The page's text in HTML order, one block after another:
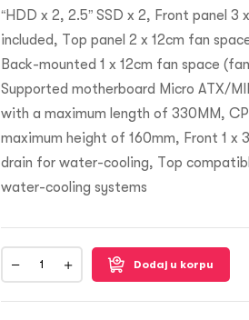
“HDD x 2, 2.5” SSD x 2, Front panel 3
included, Top panel 2 x 12cm fan
Back-mounted 1 x 12cm fan space
Supported motherboard Micro ATX/
with a maximum length of 330MM,
maximum height of 160mm, Front 1 x
drain for water-cooling, Top
water-cooling systems
Dodaj u korpu